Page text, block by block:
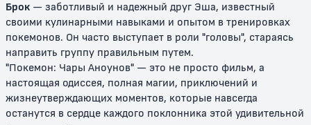
Покемон: Лучарио и тайна Мью
Покемон Рейнджер и Храм
Моря
Брок — заботливый и надежный друг Эша, известный
своими кулинарными навыками и опытом в тренировках
покемонов. Он часто выступает в роли "головы", стараясь
направить группу правильным путем.
"Покемон: Чары Аноунов" — это не просто фильм, а
настоящая одиссея, полная магии, приключений и
жизнеутверждающих моментов, которые навсегда
останутся в сердце каждого поклонника этой удивительной